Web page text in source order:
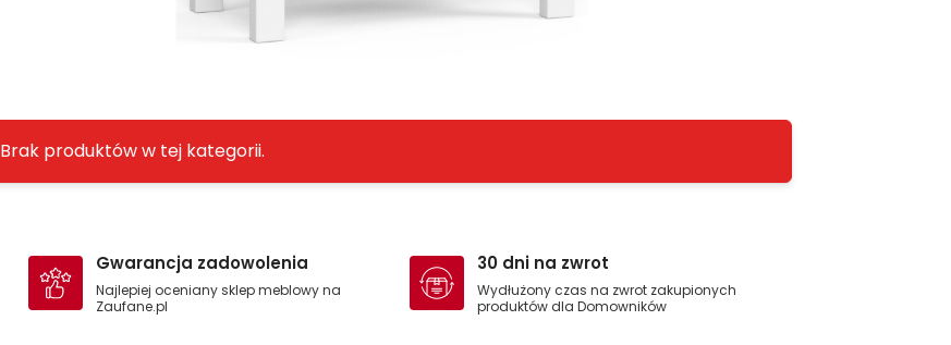
Brak produktów w tej kategorii.
Gwarancja zadowolenia
Najlepiej oceniany sklep meblowy na
Zaufane.pl
30 dni na zwrot
Wydłużony czas na zwrot zakupionych
produktów dla Domowników